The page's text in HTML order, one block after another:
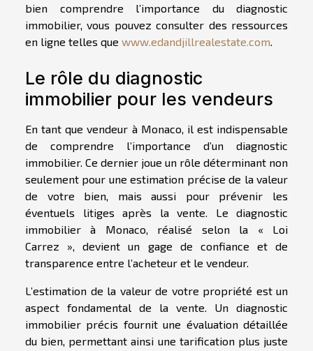
bien comprendre l’importance du diagnostic
immobilier, vous pouvez consulter des ressources
en ligne telles que www.edandjillrealestate.com
Le rôle du diagnostic
immobilier pour les vendeurs
En tant que vendeur à Monaco, il est indispensable
de comprendre l’importance d’un diagnostic
immobilier. Ce dernier joue un rôle déterminant non
seulement pour une estimation précise de la valeur
de votre bien, mais aussi pour prévenir les
éventuels litiges après la vente. Le diagnostic
immobilier à Monaco, réalisé selon la « Loi
Carrez », devient un gage de confiance et de
transparence entre l’acheteur et le vendeur.
L’estimation de la valeur de votre propriété est un
aspect fondamental de la vente. Un diagnostic
immobilier précis fournit une évaluation détaillée
du bien, permettant ainsi une tarification plus juste